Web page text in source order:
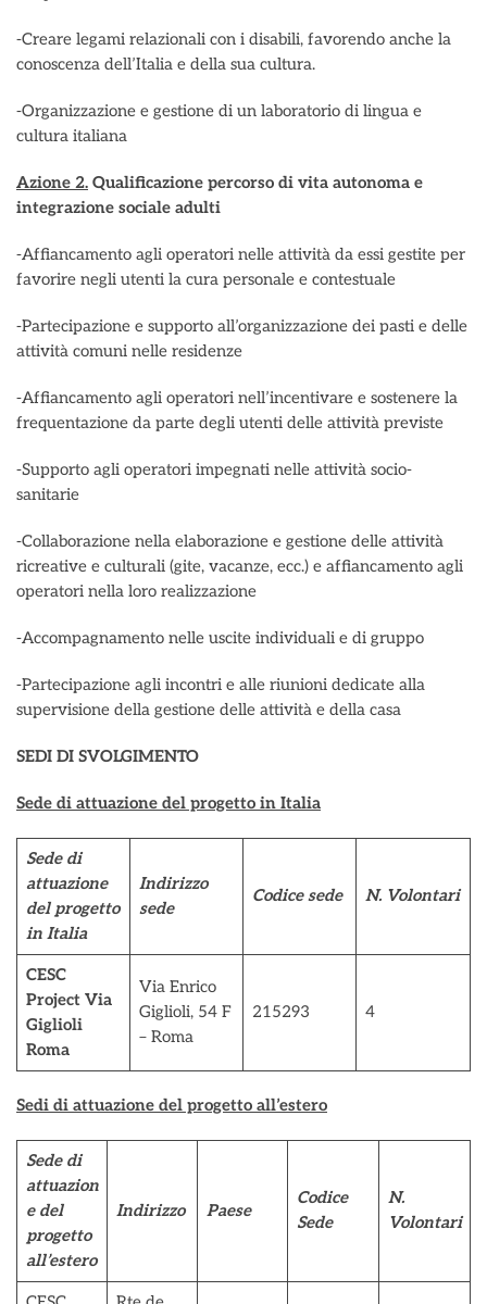
-Creare legami relazionali con i disabili, favorendo anche la
conoscenza dell’Italia e della sua cultura.
-Organizzazione e gestione di un laboratorio di lingua e
cultura italiana
Azione 2. Qualificazione percorso di vita autonoma e
integrazione sociale adulti
-Affiancamento agli operatori nelle attività da essi gestite per
favorire negli utenti la cura personale e contestuale
-Partecipazione e supporto all’organizzazione dei pasti e delle
attività comuni nelle residenze
-Affiancamento agli operatori nell’incentivare e sostenere la
frequentazione da parte degli utenti delle attività previste
-Supporto agli operatori impegnati nelle attività socio-
sanitarie
-Collaborazione nella elaborazione e gestione delle attività
ricreative e culturali (gite, vacanze, ecc.) e affiancamento agli
operatori nella loro realizzazione
-Accompagnamento nelle uscite individuali e di gruppo
-Partecipazione agli incontri e alle riunioni dedicate alla
supervisione della gestione delle attività e della casa
SEDI DI SVOLGIMENTO
Sede di attuazione del progetto in Italia
Sede di
attuazione
del progetto
in Italia
Indirizzo
sede
Codice sede N. Volontari
CESC
Project Via
Giglioli
Roma
Via Enrico
Giglioli, 54 F
– Roma
215293 4
Sedi di attuazione del progetto all’estero
Sede di
attuazion
e del
progetto
all’estero
Indirizzo Paese
Codice
Sede
N.
Volontari